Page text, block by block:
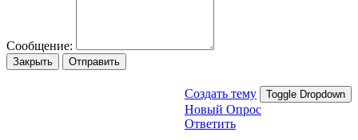
Сообщение:
Закрыть Отправить
Создать тему Toggle Dropdown
Новый Опрос
Ответить